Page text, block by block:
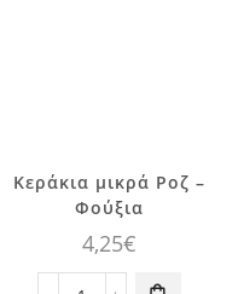
Κεράκια μικρά Ροζ –
Φούξια
4,25€